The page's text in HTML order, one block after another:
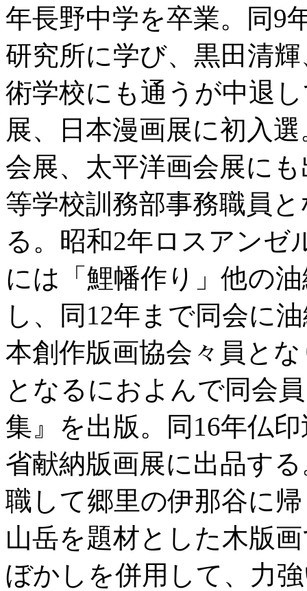
年長野中学を卒業。同9
研究所に学び、黒田清
術学校にも通うが中退
展、日本漫画展に初入
会展、太平洋画会展に
等学校訓務部事務職員
る。昭和2年ロスアンゼ
には「鯉幡作り」他の
し、同12年まで同会に
本創作版画協会々員と
となるにおよんで同会
集』を出版。同16年仏
省献納版画展に出品す
職して郷里の伊那谷に
山岳を題材とした木版
ぼかしを併用して、力